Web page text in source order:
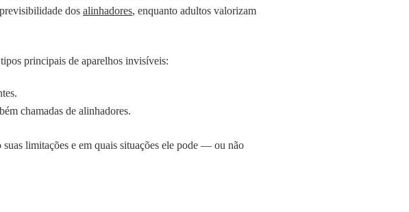
dos alinhadores, enquanto adultos valorizam
principais de aparelhos invisíveis:
chamadas de alinhadores.
limitações e em quais situações ele pode — ou não